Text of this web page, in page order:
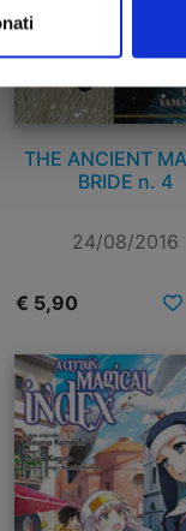
THE ANCIENT
BRIDE n. 4
24/08/2016
€ 5,90